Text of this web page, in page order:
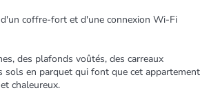
coffre-fort et d'une connexion Wi-Fi
des plafonds voûtés, des carreaux
sols en parquet qui font que cet appartement
chaleureux.